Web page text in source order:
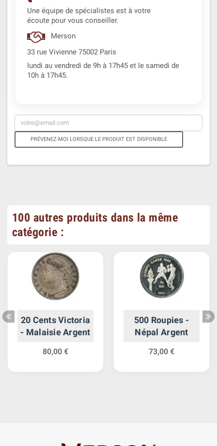
Une équipe de spécialistes est à votre
écoute pour vous conseiller.
Merson
33 rue Vivienne 75002 Paris
lundi au vendredi de 9h à 17h45 et le samedi de
10h à 17h45.
PRÉVENEZ-MOI LORSQUE LE PRODUIT EST DISPONIBLE
100 autres produits dans la même
catégorie :
20 Cents Victoria
- Malaisie Argent
80,00 €
500 Roupies -
Népal Argent
73,00 €